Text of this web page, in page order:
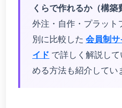
くらで作れるか（構築
外注・自作・プラット
別に比較した 会員制
イド で詳しく解説し
める方法も紹介してい